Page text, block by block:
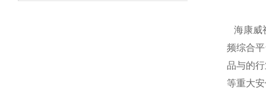
海康威
频综合
品与的
等重大